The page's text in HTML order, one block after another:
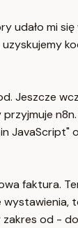
udało mi
Jeszcze
n8n.
JavaScript"
faktura.
od -